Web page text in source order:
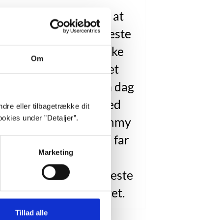
Om
eller tilbagetrække dit
under ”Detaljer”.
Marketing
Tillad alle
– hvor vi erfarer, at
Corrigan, den klogeste
i verden, er et stykke
følelseshæmmet
vraggods. En dag
en flybillet med
fra sin far. Men, Jimmy
mødt sin rigtige far
før.”
Corrigan, den klogeste
i verden”, upagineret.